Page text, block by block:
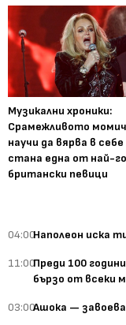
Музикални хроники:
Срамежливото
научи да вярва в себе
стана една от най-
британски певици
04:00Наполеон иска
11:00Преди 100
бързо от всеки
03:00Ашока —